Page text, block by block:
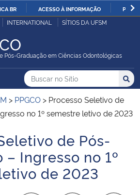
IR
BR ACESSO À INFORMAÇÃO
Pública
e Abastecimento
INTERNATIONAL SÍTIOS DA UFSM
Pós-Graduação em Ciências Odontológicas
do Sítio
Busca
Buscar no no Sítio
Busca:
> PPGCO > Processo Seletivo de
no 1º semestre letivo de 2023
de Pós-
Ingresso no 1º
de 2023